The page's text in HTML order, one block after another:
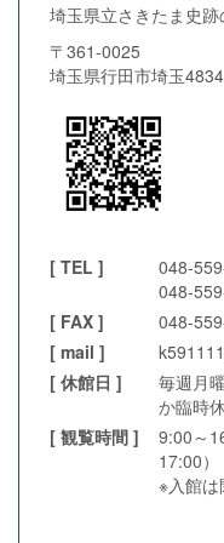
埼玉県立さきたま史
〒361-0025
埼玉県行田市埼玉4834
[ TEL ]
048-
048-
[ FAX ]
048-
[ mail ]
[ 休館日 ]
毎週月
か臨時
[ 観覧時間 ]
9:00～
17:00）
※入館